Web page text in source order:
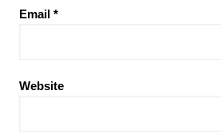
Email *
Website